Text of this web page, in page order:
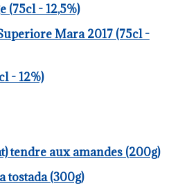
(75cl - 12,5%)
Mara 2017 (75cl -
- 12%)
tendre aux amandes (200g)
tostada (300g)